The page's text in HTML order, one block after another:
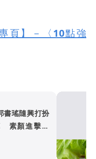
頁】－〈10點強
書瑤隨興打扮
素顏進擊新
點強打）